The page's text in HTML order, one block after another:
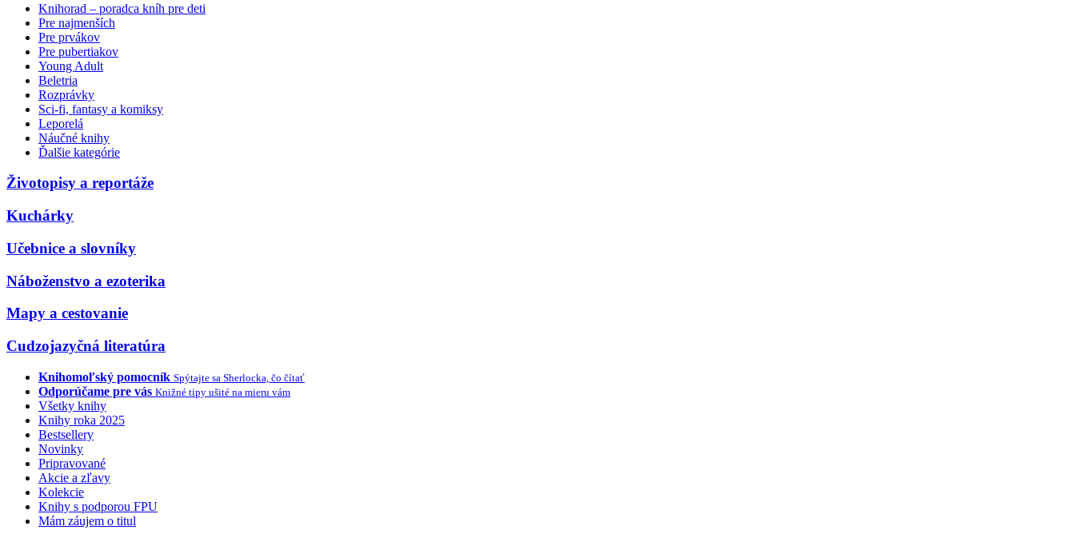
Knihorad – poradca kníh pre deti
Pre najmenších
Pre prvákov
Pre pubertiakov
Young Adult
Beletria
Rozprávky
Sci-fi, fantasy a komiksy
Leporelá
Náučné knihy
Ďalšie kategórie
Životopisy a reportáže
Kuchárky
Učebnice a slovníky
Náboženstvo a ezoterika
Mapy a cestovanie
Cudzojazyčná literatúra
Knihomoľský pomocník Spýtajte sa Sherlocka, čo čítať
Odporúčame pre vás Knižné tipy ušité na mieru vám
Všetky knihy
Knihy roka 2025
Bestsellery
Novinky
Pripravované
Akcie a zľavy
Kolekcie
Knihy s podporou FPU
Mám záujem o titul